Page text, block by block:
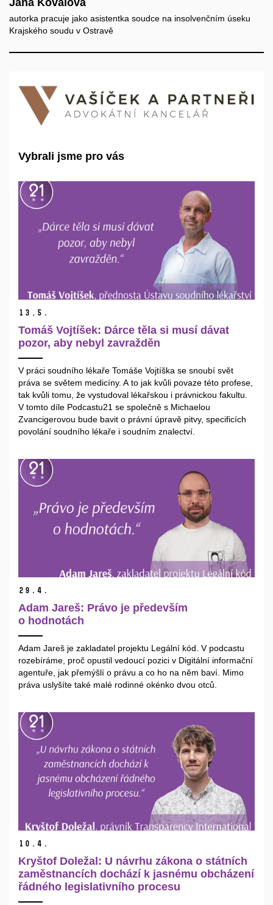
autorka pracuje jako asistentka soudce na insolvenčním úseku
Krajského soudu v Ostravě
Vybrali jsme pro vás
13. 5.
Tomáš Vojtíšek: Dárce těla si musí dávat
pozor, aby nebyl zavražděn
V práci soudního lékaře Tomáše Vojtíška se snoubí svět
práva se světem medicíny. A to jak kvůli povaze této profese,
tak kvůli tomu, že vystudoval lékařskou i právnickou fakultu.
V tomto díle Podcastu21 se společně s Michaelou
Zvancigerovou bude bavit o právní úpravě pitvy, specificích
povolání soudního lékaře i soudním znalectví.
29. 4.
Adam Jareš: Právo je především
o hodnotách
Adam Jareš je zakladatel projektu Legální kód. V podcastu
rozebíráme, proč opustil vedoucí pozici v Digitální informační
agentuře, jak přemýšlí o právu a co ho na něm baví. Mimo
práva uslyšíte také malé rodinné okénko dvou otců.
10. 4.
Kryštof Doležal: U návrhu zákona o státních
zaměstnancích dochází k jasnému obcházení
řádného legislativního procesu